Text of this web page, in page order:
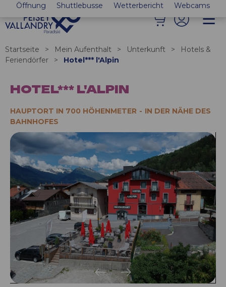
Öffnung Shuttlebusse Wetterbericht Webcams
Startseite > Mein Aufenthalt > Unterkunft >
Hotels &
Feriendörfer
> Hotel*** l'Alpin
HOTEL*** L'ALPIN
HAUPTORT IN 700 HÖHENMETER
IN DER NÄHE DES
BAHNHOFES